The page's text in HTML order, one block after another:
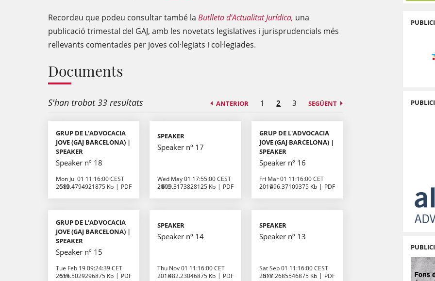
Recordeu que podeu consultar també la Butlleta d’Actualitat Jurídica, una
publicació trimestal del GAJ, amb les novetats legislatives i jurisprudencials més
rellevants comentades per joves col·legiats i col·legiades.
Documents
S'han trobat 33 resultats ANTERIOR 1 2 3 SEGÜENT
GRUP DE L'ADVOCACIA
JOVE (GAJ BARCELONA) |
SPEAKER
Speaker nº 18
Mon Jul 01 11:16:00 CEST
2019
580.4794921875 Kb PDF
SPEAKER
Speaker nº 17
Wed May 01 17:55:00 CEST
2019
699.3173828125 Kb PDF
GRUP DE L'ADVOCACIA
JOVE (GAJ BARCELONA) |
SPEAKER
Speaker nº 16
Fri Mar 01 11:16:00 CET
2019496.37109375 Kb PDF
GRUP DE L'ADVOCACIA
JOVE (GAJ BARCELONA) |
SPEAKER
Speaker nº 15
Tue Feb 19 09:24:39 CET
2019
555.5029296875 Kb PDF
SPEAKER
Speaker nº 14
Thu Nov 01 11:16:00 CET
2018482.23046875 Kb PDF
SPEAKER
Speaker nº 13
Sat Sep 01 11:16:00 CEST
2018
577.2685546875 Kb PDF